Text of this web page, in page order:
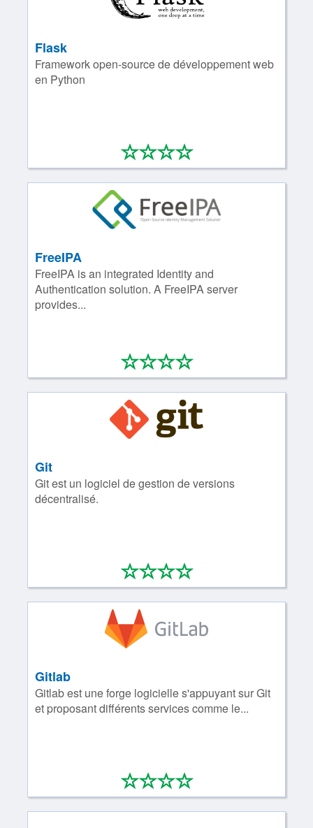
Flask
Framework open-source de développement web
en Python
****
0/4
FreeIPA
FreeIPA is an integrated Identity and
Authentication solution. A FreeIPA server
provides...
****
0/4
Git
Git est un logiciel de gestion de versions
décentralisé.
****
0/4
Gitlab
Gitlab est une forge logicielle s'appuyant sur Git
et proposant différents services comme le...
****
0/4